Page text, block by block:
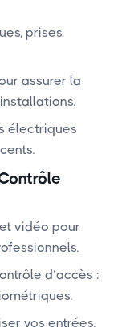
prises,
assurer la
électriques
vidéo pour
d’accès :
vos entrées.